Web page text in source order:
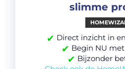
slimme
✔ Direct inzicht in
✔ Begin NU
✔ Bijzonder